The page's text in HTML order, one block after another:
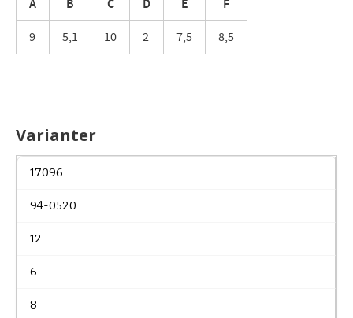
A B C D E F
9 5,1 10 2 7,5 8,5
Varianter
17096
94-0520
12
6
8